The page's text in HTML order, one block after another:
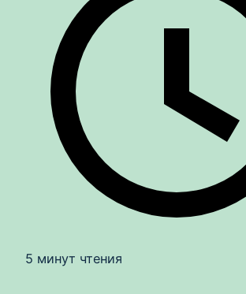
5 минут чтения